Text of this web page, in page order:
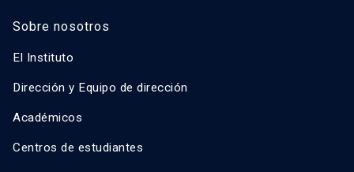
Sobre nosotros
El Instituto
Dirección y Equipo de dirección
Académicos
Centros de estudiantes